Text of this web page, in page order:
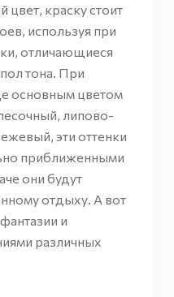
цвет, краску стоит
используя при
отличающиеся
тона. При
основным цветом
липово-
эти оттенки
приближенными
они будут
отдыху. А вот
и
различных